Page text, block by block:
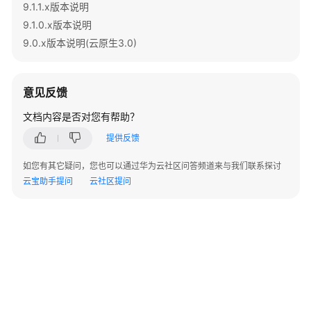
JDBC
或
ODBC
DWS
二
次
DWS
9.1.1.x版本说明
9.1.0.x版本说明
9.0.x版本说明(云原生3.0)
意见反馈
文档内容是否对您有帮助？
提供反馈
如您有其它疑问，您也可以通过华为云社区问答频道来与我们联系探讨
云宝助手提问
云社区提问